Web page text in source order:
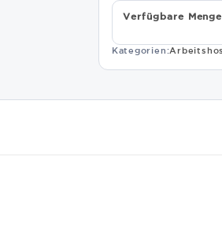
7001
Menge
Verfügbare
Kategorien: